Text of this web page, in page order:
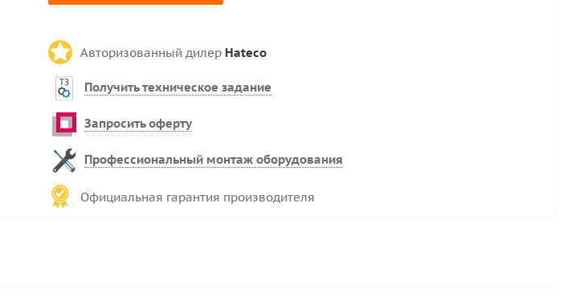
Авторизованный дилер Hateco
Получить техническое задание
Запросить оферту
Профессиональный монтаж оборудования
Официальная гарантия производителя